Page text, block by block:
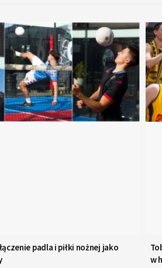
padla i piłki nożnej jako
w